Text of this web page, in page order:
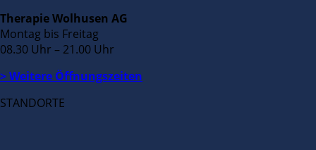
Therapie Wolhusen AG
Montag bis Freitag
08.30 Uhr – 21.00 Uhr
> Weitere Öffnungszeiten
STANDORTE